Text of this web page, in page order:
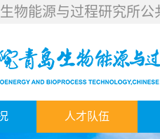
物能源与过程研究所公
人才队伍